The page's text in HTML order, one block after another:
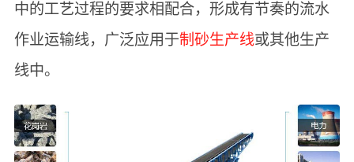
中的工艺过程的要求相配合，形成有节奏的流水
作业运输线，广泛应用于制砂生产线或其他生产
线中。